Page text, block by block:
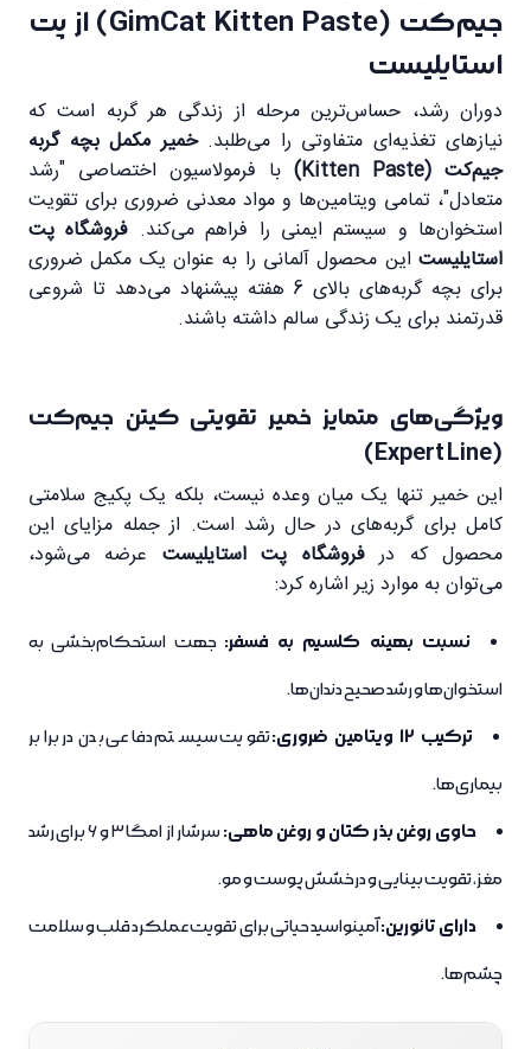
جیم‌کت (GimCat Kitten Paste) از پت
استایلیست
دوران رشد، حساس‌ترین مرحله از زندگی هر گربه است که
نیازهای تغذیه‌ای متفاوتی را می‌طلبد.خمیر مکمل بچه گربه
جیم‌کت (Kitten Paste)
با فرمولاسیون اختصاصی "رشد
متعادل"، تمامی ویتامین‌ها و مواد معدنی ضروری برای تقویت
استخوان‌ها و سیستم ایمنی را فراهم می‌کند. فروشگاه پت
استایلیست این محصول آلمانی را به عنوان یک مکمل ضروری
برای بچه گربه‌های بالای 6 هفته پیشنهاد می‌دهد تا شروعی
قدرتمند برای یک زندگی سالم داشته باشند.
ویژگی‌های متمایز خمیر تقویتی کیتن جیم‌کت
(Expert Line)
این خمیر تنها یک میان‌ وعده نیست، بلکه یک پکیج سلامتی
کامل برای گربه‌های در حال رشد است. از جمله مزایای این
محصول که درفروشگاه پت استایلیست عرضه می‌شود،
می‌توان به موارد زیر اشاره کرد:
نسبت بهینه کلسیم به فسفر: جهت استحکام‌بخشی به
استخوان‌ها و رشد صحیح دندان‌ها.
ترکیب 12 ویتامین ضروری:
تقویت سیستم دفاعی بدن در برابر
بیماری‌ها.
حاوی روغن بذر کتان و روغن ماهی:
سرشار از امگا 3 و 6 برای رشد
مغز، تقویت بینایی و درخشش پوست و مو.
دارای تائورین:آمینواسید حیاتی برای تقویت عملکرد قلب و سلامت
چشم‌ها.